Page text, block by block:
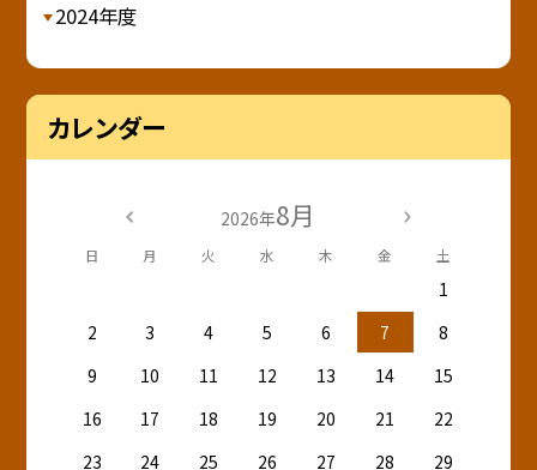
2024年度
カレンダー
2026年8月
日 月 火 水 木 金 土
1
2
3 4 5 6 7
8
9
10 11 12 13 14
15
16
17 18 19 20 21
22
23
24 25 26 27 28
29